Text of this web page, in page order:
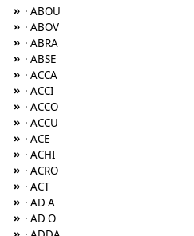
» · ABOU
» · ABOV
» · ABRA
» · ABSE
» · ACCA
» · ACCI
» · ACCO
» · ACCU
» · ACE
» · ACHI
» · ACRO
» · ACT
» · AD A
» · AD O